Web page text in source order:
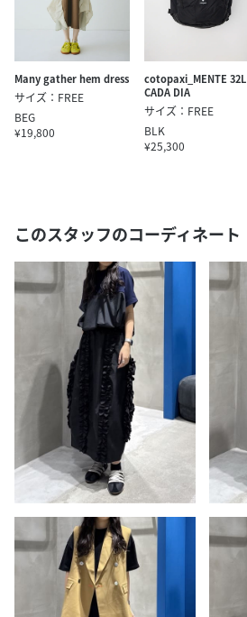
Many gather hem dress
サイズ：FREE
BEG
¥19,800
cotopaxi_MENTE 32L
CADA DIA
サイズ：FREE
BLK
¥25,300
このスタッフのコーディネート